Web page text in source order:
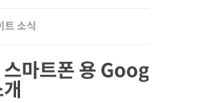
트 소식
스마트폰 용 Google 드